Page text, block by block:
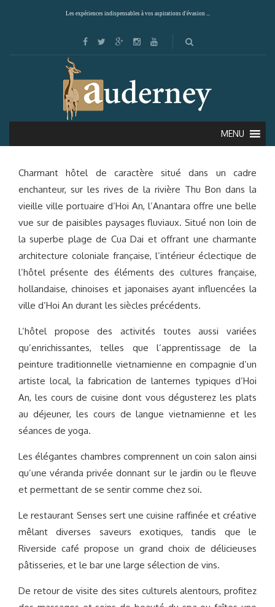
Les expériences indispensables à vos aspirations d'évasion ...
MENU
ANANTARA HOI AN (HOI AN)
Charmant hôtel de caractère situé dans un cadre
enchanteur, sur les rives de la rivière Thu Bon dans la
vieille ville portuaire d’Hoi An, l’Anantara offre une belle
vue sur de paisibles paysages fluviaux. Situé non loin de
la superbe plage de Cua Dai et offrant une charmante
architecture coloniale française, l’intérieur éclectique de
l’hôtel présente des éléments des cultures française,
hollandaise, chinoises et japonaises ayant influencées la
ville d’Hoi An durant les siècles précédents.
L’hôtel propose des activités toutes aussi variées
qu’enrichissantes, telles que l’apprentissage de la
peinture traditionnelle vietnamienne en compagnie d’un
artiste local, la fabrication de lanternes typiques d’Hoi
An, les cours de cuisine dont vous dégusterez les plats
au déjeuner, les cours de langue vietnamienne et les
séances de yoga.
Les élégantes chambres comprennent un coin salon ainsi
qu’une véranda privée donnant sur le jardin ou le fleuve
et permettant de se sentir comme chez soi.
Le restaurant Senses sert une cuisine raffinée et créative
mêlant diverses saveurs exotiques, tandis que le
Riverside café propose un grand choix de délicieuses
pâtisseries, et le bar une large sélection de vins.
De retour de visite des sites culturels alentours, profitez